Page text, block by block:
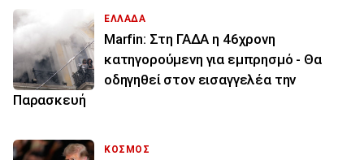
ΕΛΛΑΔΑ
Marfin: Στη ΓΑΔΑ η 46χρονη
κατηγορούμενη για εμπρησμό - Θα
οδηγηθεί στον εισαγγελέα την
Παρασκευή
ΚΟΣΜΟΣ